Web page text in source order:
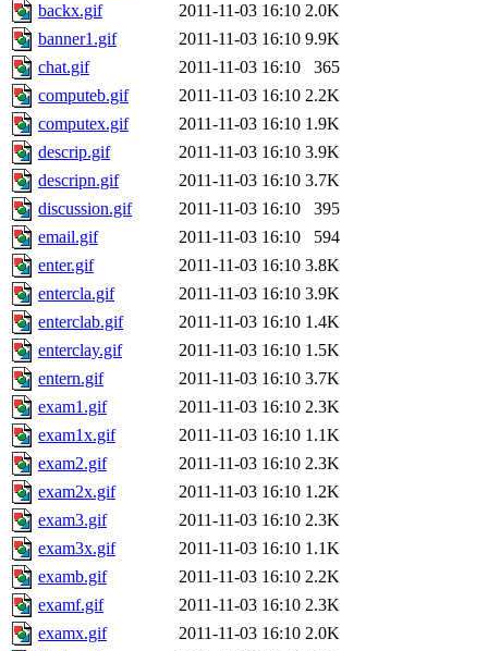
backx.gif
2011-11-03 16:10 2.0K
banner1.gif
2011-11-03 16:10 9.9K
chat.gif
2011-11-03 16:10
365
computeb.gif
2011-11-03 16:10 2.2K
computex.gif
2011-11-03 16:10 1.9K
descrip.gif
2011-11-03 16:10 3.9K
descripn.gif
2011-11-03 16:10 3.7K
discussion.gif
2011-11-03 16:10
395
email.gif
2011-11-03 16:10
594
enter.gif
2011-11-03 16:10 3.8K
entercla.gif
2011-11-03 16:10 3.9K
enterclab.gif
2011-11-03 16:10 1.4K
enterclay.gif
2011-11-03 16:10 1.5K
entern.gif
2011-11-03 16:10 3.7K
exam1.gif
2011-11-03 16:10 2.3K
exam1x.gif
2011-11-03 16:10 1.1K
exam2.gif
2011-11-03 16:10 2.3K
exam2x.gif
2011-11-03 16:10 1.2K
exam3.gif
2011-11-03 16:10 2.3K
exam3x.gif
2011-11-03 16:10 1.1K
examb.gif
2011-11-03 16:10 2.2K
examf.gif
2011-11-03 16:10 2.3K
examx.gif
2011-11-03 16:10 2.0K